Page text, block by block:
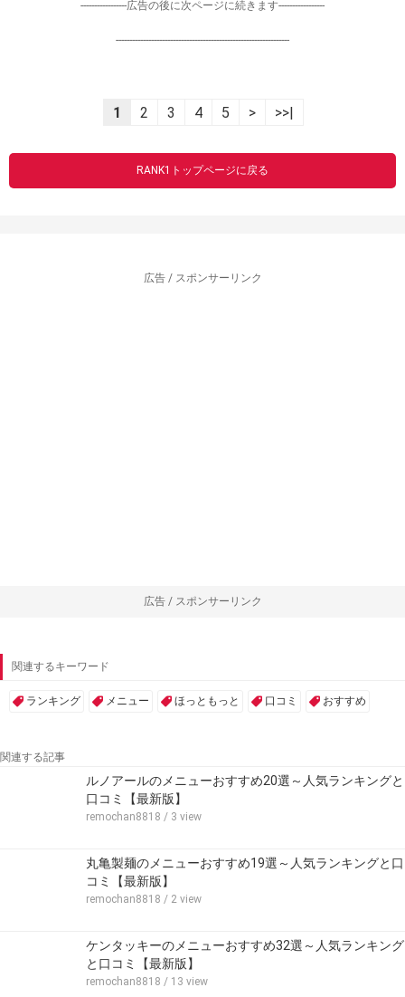
-----------------広告の後に次ページに続きます-----------------
----------------------------------------------------------------
1 2 3 4 5 > >>|
RANK1トップページに戻る
広告 / スポンサーリンク
広告 / スポンサーリンク
関連するキーワード
ランキング メニュー ほっともっと 口コミ おすすめ
関連する記事
ルノアールのメニューおすすめ20選～人気ランキングと
口コミ【最新版】
remochan8818 / 3 view
丸亀製麺のメニューおすすめ19選～人気ランキングと口
コミ【最新版】
remochan8818 / 2 view
ケンタッキーのメニューおすすめ32選～人気ランキング
と口コミ【最新版】
remochan8818 / 13 view